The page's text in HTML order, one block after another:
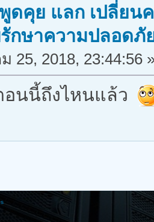
ดคุย แลก เปลี่ยน
กษาความปลอดภั
25, 2018, 23:44:56
นนี้ถึงไหนแล้ว